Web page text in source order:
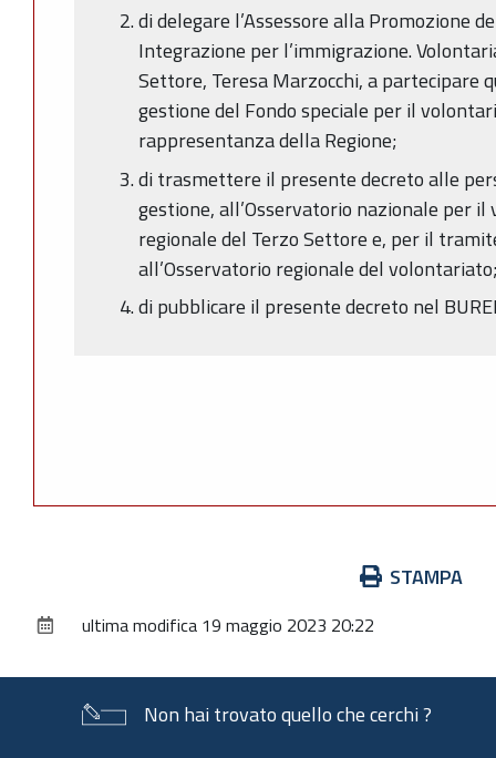
di delegare l’Assessore alla Promozione
Integrazione per l’immigrazione.
Settore, Teresa Marzocchi, a partecipare
gestione del Fondo speciale per il
rappresentanza della Regione;
di trasmettere il presente decreto alle
gestione, all’Osservatorio nazionale per
regionale del Terzo Settore e, per il
all’Osservatorio regionale del
di pubblicare il presente decreto nel
documento
STAMPA
ultima modifica 19 maggio 2023 20:22
Non hai trovato quello che cerchi ?